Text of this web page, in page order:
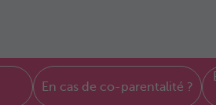
En cas de co-parentalité ?